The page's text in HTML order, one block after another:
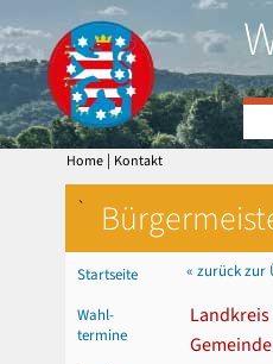
Home | Kontakt
`
Startseite
Wahl-
termine
« zurück zur
Landkreis
Gemeinde